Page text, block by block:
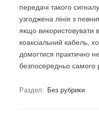
передачі такого
узгоджена лінія з
якщо використовувати в
коаксіальний кабель,
домогтися практично
безпосередньо самого
Раздел: Без рубрики